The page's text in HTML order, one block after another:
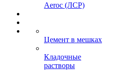
Aeroc (ЛСР)
Цемент в мешках
Кладочные
растворы